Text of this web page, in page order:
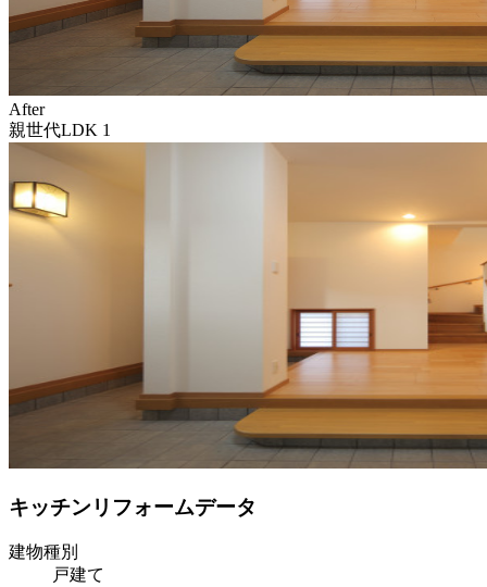
After
親世代LDK 1
キッチンリフォームデータ
建物種別
戸建て